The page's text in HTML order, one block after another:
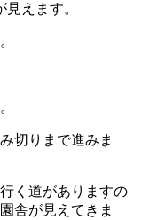
えます。
切りまで進みま
く道がありますの
舎が見えてきま